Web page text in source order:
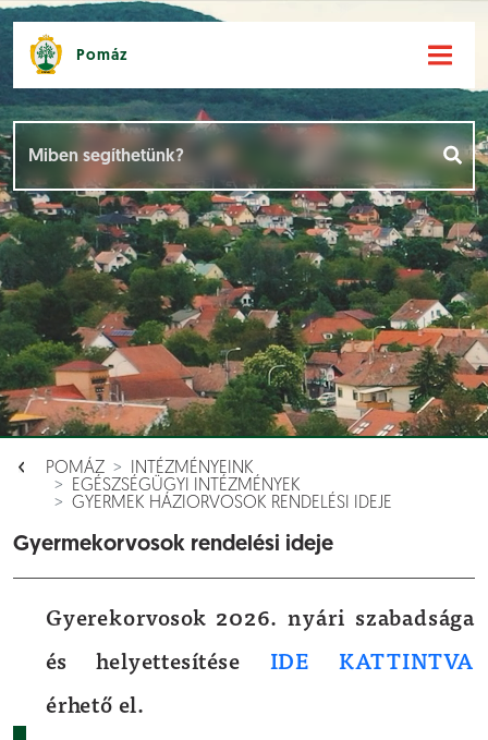
Pomáz
POMÁZ
INTÉZMÉNYEINK
EGÉSZSÉGÜGYI INTÉZMÉNYEK
GYERMEK HÁZIORVOSOK RENDELÉSI IDEJE
Gyermekorvosok rendelési ideje
Gyerekorvosok 2026. nyári szabadsága
és helyettesítése IDE KATTINTVA
érhető el.
Események []
Dokumentumok [ ]
Aloldalak []